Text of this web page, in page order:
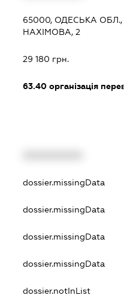
65000, ОДЕСЬКА
НАХІМОВА, 2
29 180 грн.
63.40організація
dossier.missingData
dossier.missingData
dossier.missingData
dossier.missingData
dossier.notInList